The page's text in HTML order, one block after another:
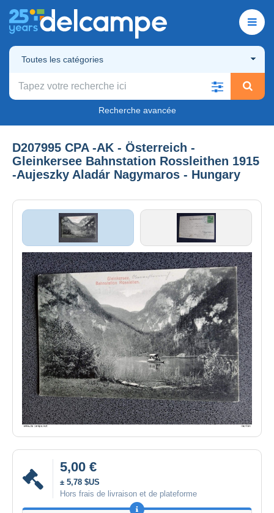
Toutes les catégories
Recherche avancée
D207995 CPA -AK - Österreich -
Gleinkersee Bahnstation Rossleithen 1915
-Aujeszky Aladár Nagymaros - Hungary
5,00 €
± 5,78 $US
Hors frais de livraison et de plateforme